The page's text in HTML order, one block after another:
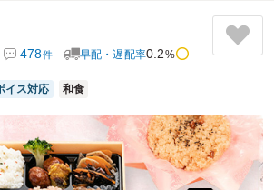
させていただきたいと思います。
・セミナー ›会議
～60代男女比：
もっと見る
478件 早配・遅配率0.2%
イス対応 和食